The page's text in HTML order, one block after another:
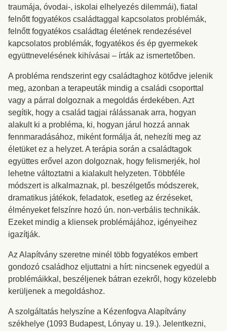
traumája, óvodai-, iskolai elhelyezés dilemmái), fiatal
felnőtt fogyatékos családtaggal kapcsolatos problémák,
felnőtt fogyatékos családtag életének rendezésével
kapcsolatos problémák, fogyatékos és ép gyermekek
együttnevelésének kihívásai – írták az ismertetőben.
A probléma rendszerint egy családtaghoz kötődve jelenik
meg, azonban a terapeuták mindig a családi csoporttal
vagy a párral dolgoznak a megoldás érdekében. Azt
segítik, hogy a család tagjai rálássanak arra, hogyan
alakult ki a probléma, ki, hogyan járul hozzá annak
fennmaradásához, miként formálja át, nehezíti meg az
életüket ez a helyzet. A terápia során a családtagok
együttes erővel azon dolgoznak, hogy felismerjék, hol
lehetne változtatni a kialakult helyzeten. Többféle
módszert is alkalmaznak, pl. beszélgetős módszerek,
dramatikus játékok, feladatok, esetleg az érzéseket,
élményeket felszínre hozó ún. non-verbális technikák.
Ezeket mindig a kliensek problémájához, igényeihez
igazítják.
Az Alapítvány szeretne minél több fogyatékos embert
gondozó családhoz eljuttatni a hírt: nincsenek egyedül a
problémáikkal, beszéljenek bátran ezekről, hogy közelebb
kerüljenek a megoldáshoz.
A szolgáltatás helyszíne a Kézenfogva Alapítvány
székhelye (1093 Budapest, Lónyay u. 19.). Jelentkezni,